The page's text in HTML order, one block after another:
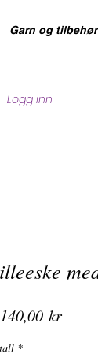
Garn og tilbehør
Logg inn
krPris
*